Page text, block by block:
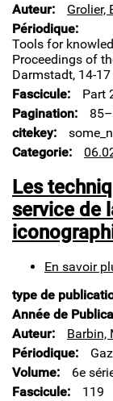
Auteur
Grolier,
Périodique
Tools for
Proceedings of
Darmstadt, 14-
Fascicule
Part
Pagination
citekey
Categorie
Les
service de
En savoir
type de
Année de
Auteur
Barbin,
Périodique
Volume
6e
Fascicule
119